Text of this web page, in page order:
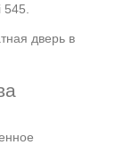
дверь в